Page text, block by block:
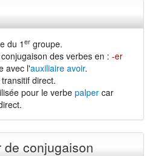
du 1 er groupe.
des verbes en : -er
avec l'auxiliaire avoir.
direct.
pour le verbe palper car
conjugaison